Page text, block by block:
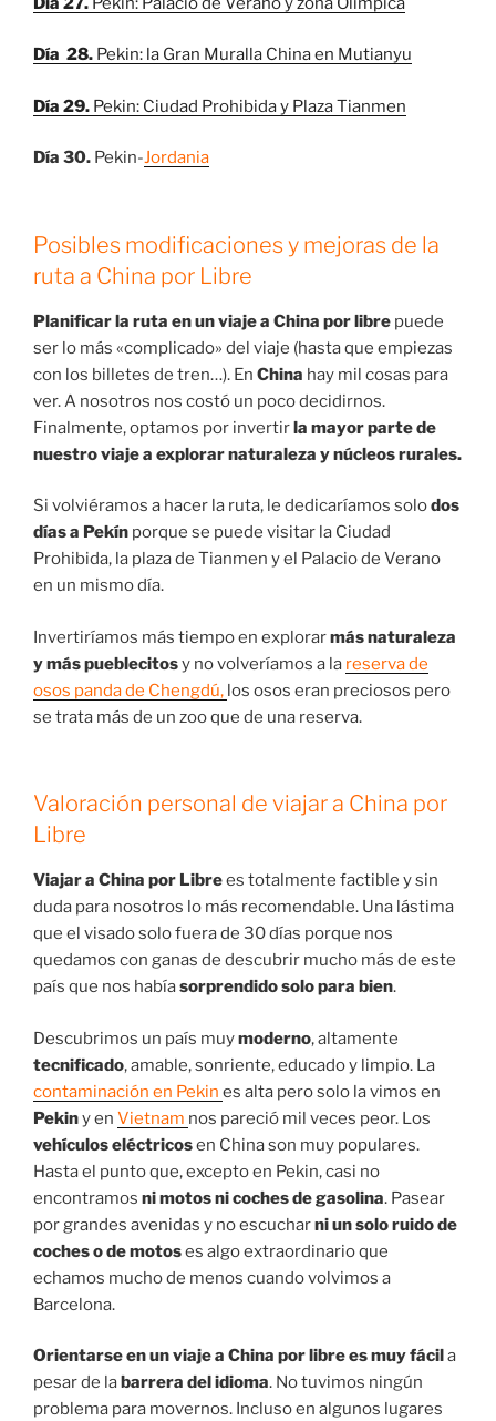
Día 28. Pekin: la Gran Muralla China en Mutianyu
Día 29. Pekin: Ciudad Prohibida y Plaza Tianmen
Día 30. Pekin-Jordania
Posibles modificaciones y mejoras de la
ruta a China por Libre
Planificar la ruta en un viaje a China por libre puede
ser lo más «complicado» del viaje (hasta que empiezas
con los billetes de tren…). En China hay mil cosas para
ver. A nosotros nos costó un poco decidirnos.
Finalmente, optamos por invertirla mayor parte de
nuestro viaje a explorar naturaleza y núcleos rurales.
Si volviéramos a hacer la ruta, le dedicaríamos solodos
días a Pekín porque se puede visitar la Ciudad
Prohibida, la plaza de Tianmen y el Palacio de Verano
en un mismo día.
Invertiríamos más tiempo en explorarmás naturaleza
y más pueblecitosy no volveríamos a la reserva de
osos panda de Chengdú, los osos eran preciosos pero
se trata más de un zoo que de una reserva.
Valoración personal de viajar a China por
Libre
Viajar a China por Librees totalmente factible y sin
duda para nosotros lo más recomendable. Una lástima
que el visado solo fuera de 30 días porque nos
quedamos con ganas de descubrir mucho más de este
país que nos habíasorprendido solo para bien.
Descubrimos un país muymoderno, altamente
tecnificado, amable, sonriente, educado y limpio. La
contaminación en Pekin es alta pero solo la vimos en
Pekiny en Vietnam nos pareció mil veces peor. Los
vehículos eléctricosen China son muy populares.
Hasta el punto que, excepto en Pekin, casi no
encontramos ni motos ni coches de gasolina. Pasear
por grandes avenidas y no escucharni un solo ruido de
coches o de motoses algo extraordinario que
echamos mucho de menos cuando volvimos a
Barcelona.
Orientarseen un viaje a China por libre es muy fácila
pesar de labarrera del idioma. No tuvimos ningún
problema para movernos. Incluso en algunos lugares